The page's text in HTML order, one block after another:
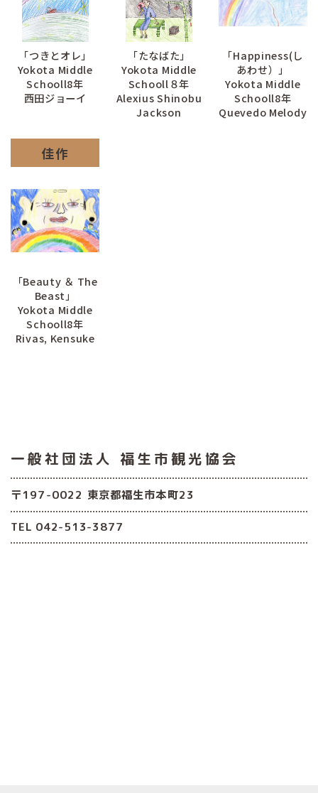
「つきとオレ」
Yokota Middle
Schooll8年
西田ジョーイ
「たなばた」
Yokota Middle
Schooll８年
Alexius Shinobu
Jackson
「Happiness(し
あわせ）」
Yokota Middle
Schooll8年
Quevedo Melody
佳作
「Beauty ＆ The
Beast」
Yokota Middle
Schooll8年
Rivas, Kensuke
一般社団法人 福生市観光協会
〒197-0022 東京都福生市本町23
TEL 042-513-3877